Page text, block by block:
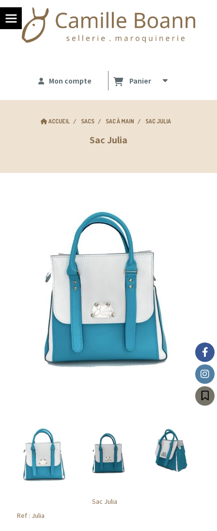
Mon compte Panier
ACCUEIL SACS SAC À MAIN SAC JULIA
Sac Julia
Sac Julia
Ref : Julia